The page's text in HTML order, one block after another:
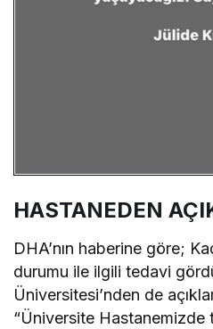
HASTANEDEN
DHA’nın haberine göre;
durumu ile ilgili tedavi
Üniversitesi’nden de
“Üniversite Hastanemizde